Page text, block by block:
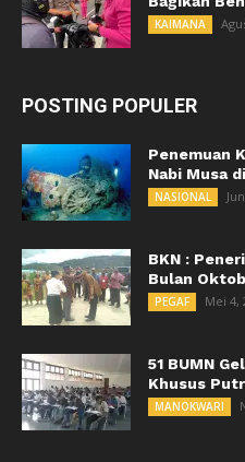
KAIMANA
POSTING POPULER
Penemuan
Nabi Musa
NASIONAL
BKN :
Bulan
PEGAF Mei 4,
51 BUMN
Khusus
MANOKWARI